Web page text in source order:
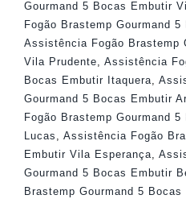
Gourmand 5 Bocas Embutir
Fogão Brastemp Gourmand
Assistência Fogão Brastemp
Vila Prudente, Assistência
Bocas Embutir Itaquera,
Gourmand 5 Bocas Embutir
Fogão Brastemp Gourmand
Lucas , Assistência Fogão
Embutir Vila Esperança,
Gourmand 5 Bocas Embutir
Brastemp Gourmand 5